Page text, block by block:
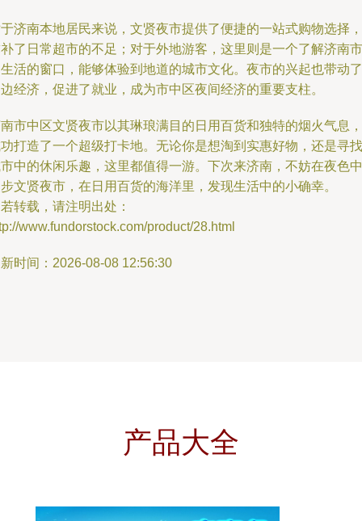
济南本地居民来说，文贤夜市提供了便捷的一站式购物选择，
了日常超市的不足；对于外地游客，这里则是一个了解济南市
活的窗口，能够体验到地道的城市文化。夜市的兴起也带动了
经济，促进了就业，成为市中区夜间经济的重要支柱。
市中区文贤夜市以其琳琅满目的日用百货和独特的烟火气息，
打造了一个超级打卡地。无论你是想淘到实惠好物，还是寻找
中的休闲乐趣，这里都值得一游。下次来济南，不妨在夜色中
文贤夜市，在日用百货的海洋里，发现生活中的小确幸。
转载，请注明出处：
www.fundorstock.com/product/28.html
时间：2026-08-08 12:56:30
产品大全